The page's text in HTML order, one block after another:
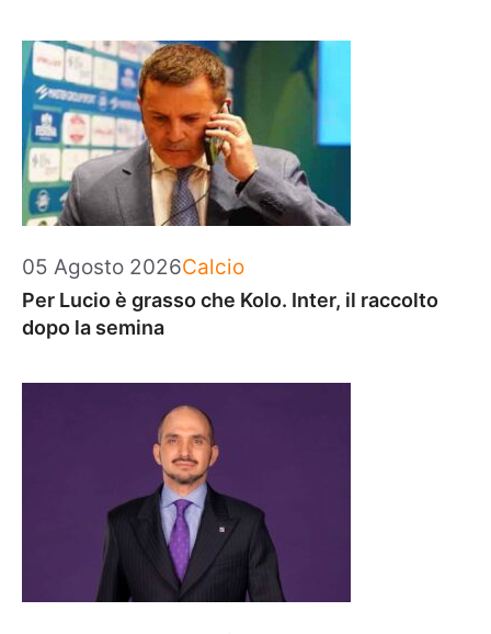
05 Agosto 2026Categorie
Calcio
Per Lucio è grasso che Kolo. Inter, il raccolto
dopo la semina